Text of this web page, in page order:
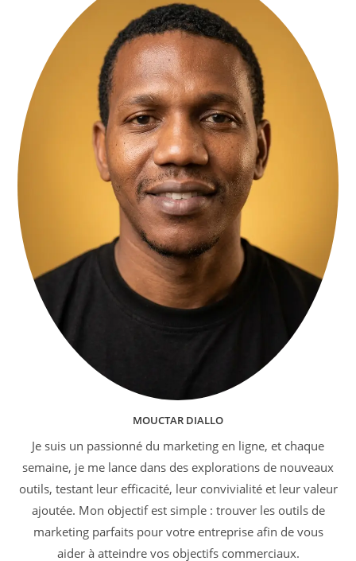
MOUCTAR DIALLO
Je suis un passionné du marketing en ligne, et chaque
semaine, je me lance dans des explorations de nouveaux
outils, testant leur efficacité, leur convivialité et leur valeur
ajoutée. Mon objectif est simple : trouver les outils de
marketing parfaits pour votre entreprise afin de vous
aider à atteindre vos objectifs commerciaux.